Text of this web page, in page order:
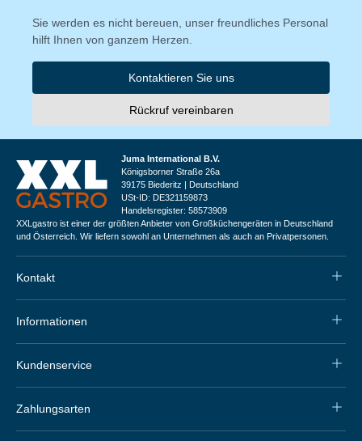
Sie werden es nicht bereuen, unser freundliches Personal
hilft Ihnen von ganzem Herzen.
Kontaktieren Sie uns
Rückruf vereinbaren
Juma International B.V.
Königsborner Straße 26a
39175 Biederitz | Deutschland
USt-ID: DE321159873
Handelsregister: 58573909
XXLgastro ist einer der größten Anbieter von Großküchengeräten in Deutschland
und Österreich. Wir liefern sowohl an Unternehmen als auch an Privatpersonen.
Kontakt
Informationen
Kundenservice
Zahlungsarten